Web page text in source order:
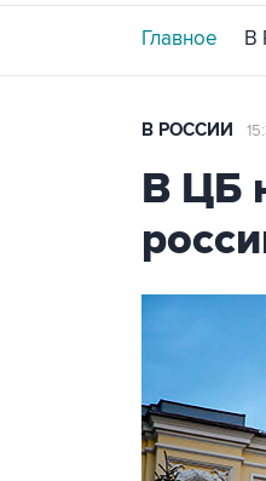
Главное В
В РОССИИ
В ЦБ